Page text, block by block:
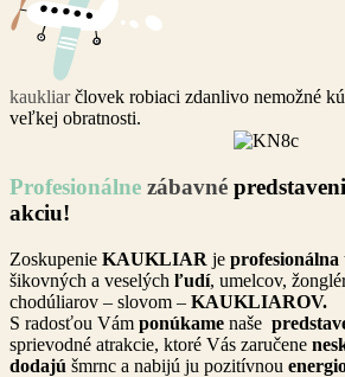
kaukliarčlovek robiaci zdanlivo nemožné
veľkej obratnosti.
Profesionálne zábavné
akciu!
Zoskupenie KAUKLIAR je profesionálna
šikovných a veselých ľudí, umelcov,
chodúliarov – slovom – KAUKLIAROV.
S radosťou Vám ponúkame naše
sprievodné atrakcie, ktoré Vás zaručene
dodajú šmrnc a nabijú ju pozitívnou